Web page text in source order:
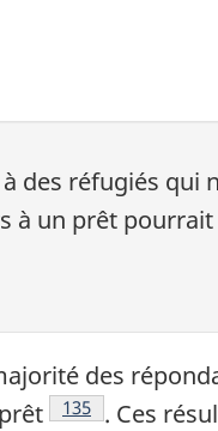
réfugiés qui
à un prêt
des
Notes de bas de
135 . Ces